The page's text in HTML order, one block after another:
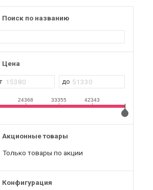
Поиск по названию
Цена
24368 33355 42343
Акционные товары
Только товары по акции
Конфигурация